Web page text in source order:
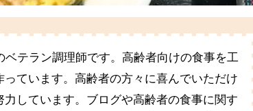
ベテラン調理師です。高齢者向けの食事を工
っています。高齢者の方々に喜んでいただけ
力しています。ブログや高齢者の食事に関す